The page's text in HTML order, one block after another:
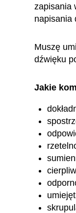
zapisania
napisania
Muszę
dźwięku
Jakie